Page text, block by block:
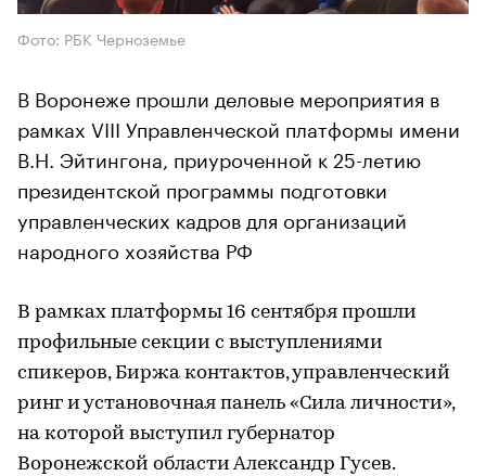
Фото: РБК Черноземье
В Воронеже прошли деловые мероприятия в
рамках VIII Управленческой платформы имени
В.Н. Эйтингона, приуроченной к 25-летию
президентской программы подготовки
управленческих кадров для организаций
народного хозяйства РФ
В рамках платформы 16 сентября прошли
профильные секции с выступлениями
спикеров, Биржа контактов, управленческий
ринг и установочная панель «Сила личности»,
на которой выступил губернатор
Воронежской области Александр Гусев.